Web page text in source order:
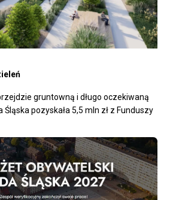
gruntowną i długo oczekiwaną
pozyskała 5,5 mln zł z Funduszy